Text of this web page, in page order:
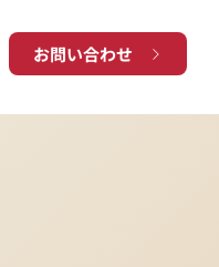
お問い合わせ